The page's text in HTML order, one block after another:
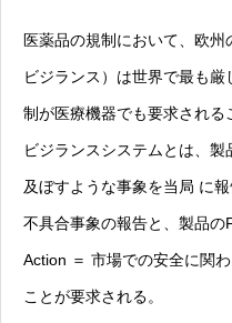
医薬品の規制において、欧
ビジランス）は世界で最も
制が医療機器でも要求される
ビジランスシステムとは、
及ぼすような事象を当局 に報
不具合事象の報告と、製品
Action ＝ 市場での安全に関
ことが要求される。